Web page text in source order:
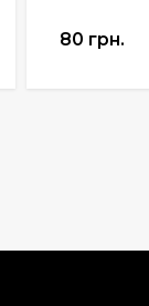
80 грн.